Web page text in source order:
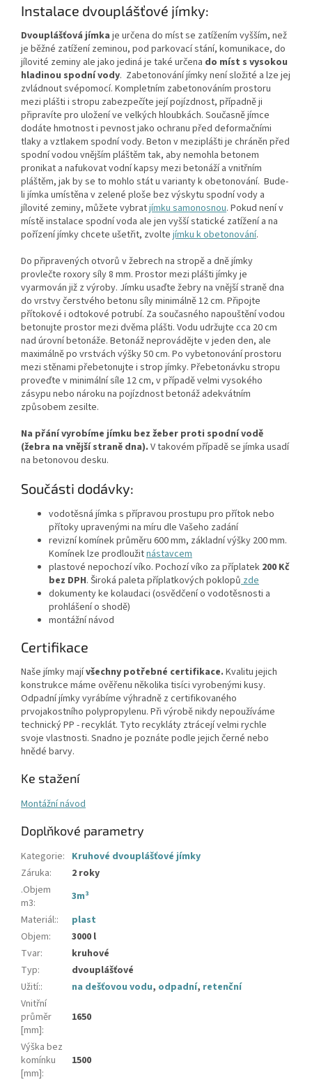
Instalace dvouplášťové jímky:
Dvouplášťová jímka je určena do míst se zatížením vyšším, než
je běžné zatížení zeminou, pod parkovací stání, komunikace, do
jílovité zeminy ale jako jediná je také určena do míst s vysokou
hladinou spodní vody. Zabetonování jímky není složité a lze jej
zvládnout svépomocí. Kompletním zabetonováním prostoru
mezi plášti i stropu zabezpečíte její pojízdnost, případně ji
připravíte pro uložení ve velkých hloubkách. Současně jímce
dodáte hmotnost i pevnost jako ochranu před deformačními
tlaky a vztlakem spodní vody. Beton v meziplášti je chráněn před
spodní vodou vnějším pláštěm tak, aby nemohla betonem
pronikat a nafukovat vodní kapsy mezi betonáží a vnitřním
pláštěm, jak by se to mohlo stát u varianty k obetonování. Bude-
li jímka umístěna v zelené ploše bez výskytu spodní vody a
jílovité zeminy, můžete vybratjímku samonosnou. Pokud není v
místě instalace spodní voda ale jen vyšší statické zatížení a na
pořízení jímky chcete ušetřit, zvolte jímku k obetonování.
Do připravených otvorů v žebrech na stropě a dně jímky
provlečte roxory síly 8 mm. Prostor mezi plášti jímky je
vyarmován již z výroby. Jímku usaďte žebry na vnější straně dna
do vrstvy čerstvého betonu síly minimálně 12 cm. Připojte
přítokové i odtokové potrubí. Za současného napouštění vodou
betonujte prostor mezi dvěma plášti. Vodu udržujte cca 20 cm
nad úrovní betonáže. Betonáž neprovádějte v jeden den, ale
maximálně po vrstvách výšky 50 cm. Po vybetonování prostoru
mezi stěnami přebetonujte i strop jímky. Přebetonávku stropu
proveďte v minimální síle 12 cm, v případě velmi vysokého
zásypu nebo nároku na pojízdnost betonáž adekvátním
způsobem zesilte.
Na přání vyrobíme jímku bez žeber proti spodní vodě
(žebra na vnější straně dna). V takovém případě se jímka usadí
na betonovou desku.
Součásti dodávky:
vodotěsná jímka s přípravou prostupu pro přítok nebo
přítoky upravenými na míru dle Vašeho zadání
revizní komínek průměru 600 mm, základní výšky 200 mm.
Komínek lze prodloužitnástavcem
plastové nepochozí víko. Pochozí víko za příplatek 200 Kč
bez DPH. Široká paleta příplatkových poklopů zde
dokumenty ke kolaudaci (osvědčení o vodotěsnosti a
prohlášení o shodě)
montážní návod
Certifikace
Naše jímky majívšechny potřebné certifikace. Kvalitu jejich
konstrukce máme ověřenu několika tisíci vyrobenými kusy.
Odpadní jímky vyrábíme výhradně z certifikovaného
prvojakostního polypropylenu. Při výrobě nikdy nepoužíváme
technický PP - recyklát. Tyto recykláty ztrácejí velmi rychle
svoje vlastnosti. Snadno je poznáte podle jejich černé nebo
hnědé barvy.
Ke stažení
Montážní návod
Doplňkové parametry
Kategorie: Kruhové dvouplášťové jímky
Záruka:
2 roky
.Objem
m3:
3m³
Materiál::
plast
Objem:
3000 l
Tvar:
kruhové
Typ:
dvouplášťové
Užití:: na dešťovou vodu, odpadní, retenční
Vnitřní
průměr
[mm]:
1650
Výška bez
komínku
[mm]:
1500